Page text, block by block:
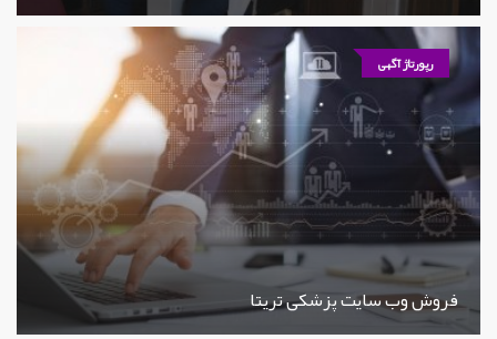
رپورتاژ آگهی
فروش وب سایت پزشکی تریتا